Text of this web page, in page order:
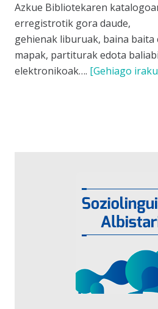
Azkue Bibliotekaren
erregistrotik gora daude,
gehienak liburuak, baina baita
mapak, partiturak edota
elektronikoak…. [Gehiago